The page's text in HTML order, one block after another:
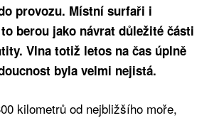
provozu. Místní surfaři i
berou jako návrat důležité části
Vlna totiž letos na čas úplně
byla velmi nejistá.
kilometrů od nejbližšího moře,